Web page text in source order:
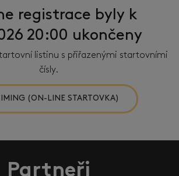
registrace byly k
20:00 ukončeny
listinu s přiřazenými startovními
čísly.
(ON-LINE STARTOVKA)
Partneři